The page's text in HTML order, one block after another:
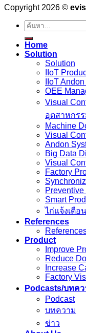
Copyright 2026 ©
ค้นหา:
Home
Solution
Solution
IIoT
IIoT
OEE
Visual
อุตสาหกร
Machine
Visual
Andon
Big Data
Visual
Factory
Smart
ไก่แจ้งเตือน
References
Product
Improve
Reduce
Increase
Factory
Podcasts/บทค
Podcast
บทความ
ข่าว